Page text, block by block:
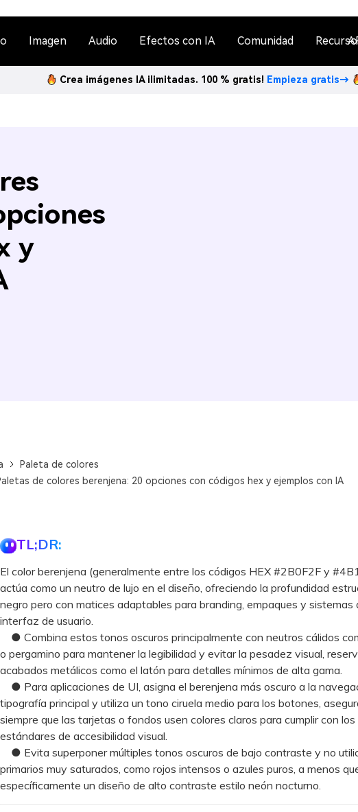
Imagen Audio Efectos con IA Comunidad
Crea imágenes IA ilimitadas. 100 % gratis! Empieza gratis→
y
Paleta de colores
de colores berenjena: 20 opciones con códigos hex y ejemplos con IA
TL;DR:
El color berenjena (generalmente entre los códigos HEX #2B0F2F y
actúa como un neutro de lujo en el diseño, ofreciendo la profundidad
negro pero con matices adaptables para branding, empaques y sistemas
interfaz de usuario.
● Combina estos tonos oscuros principalmente con neutros cálidos
o pergamino para mantener la legibilidad y evitar la pesadez visual,
acabados metálicos como el latón para detalles mínimos de alta gama.
● Para aplicaciones de UI, asigna el berenjena más oscuro a la
tipografía principal y utiliza un tono ciruela medio para los botones,
siempre que las tarjetas o fondos usen colores claros para cumplir con los
estándares de accesibilidad visual.
● Evita superponer múltiples tonos oscuros de bajo contraste y no
primarios muy saturados, como rojos intensos o azules puros, a menos
específicamente un diseño de alto contraste estilo neón nocturno.